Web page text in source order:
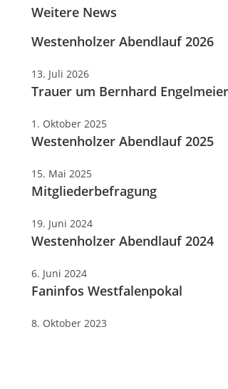
Weitere News
Westenholzer Abendlauf 2026
13. Juli 2026
Trauer um Bernhard Engelmeier
1. Oktober 2025
Westenholzer Abendlauf 2025
15. Mai 2025
Mitgliederbefragung
19. Juni 2024
Westenholzer Abendlauf 2024
6. Juni 2024
Faninfos Westfalenpokal
8. Oktober 2023